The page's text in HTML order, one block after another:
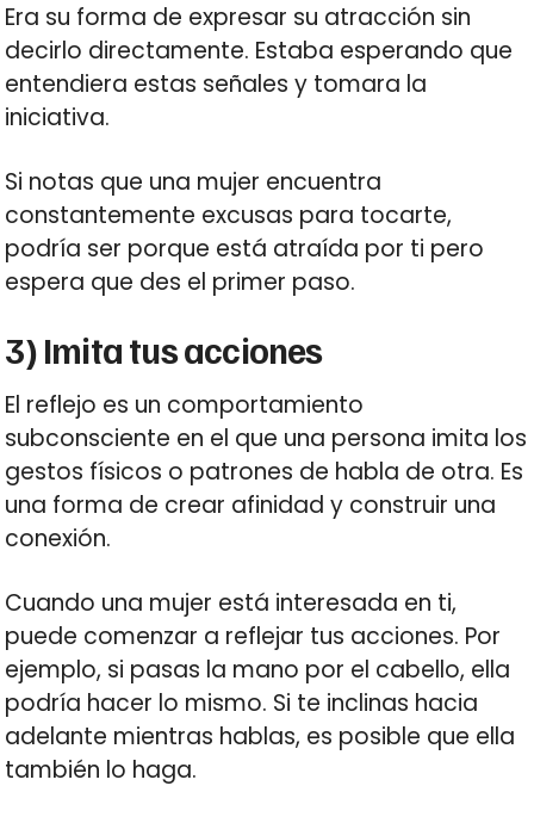
Era su forma de expresar su atracción sin
decirlo directamente. Estaba esperando que
entendiera estas señales y tomara la
iniciativa.
Si notas que una mujer encuentra
constantemente excusas para tocarte,
podría ser porque está atraída por ti pero
espera que des el primer paso.
3) Imita tus acciones
El reflejo es un comportamiento
subconsciente en el que una persona imita los
gestos físicos o patrones de habla de otra. Es
una forma de crear afinidad y construir una
conexión.
Cuando una mujer está interesada en ti,
puede comenzar a reflejar tus acciones. Por
ejemplo, si pasas la mano por el cabello, ella
podría hacer lo mismo. Si te inclinas hacia
adelante mientras hablas, es posible que ella
también lo haga.